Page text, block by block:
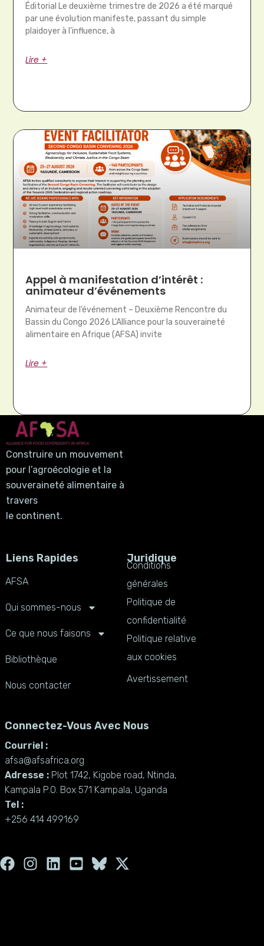
Éditorial Le deuxième trimestre de 2026 a été marqué
par une évolution manifeste, passant du simple
plaidoyer à l’influence, à
Lire +
Appel à manifestation d’intérêt :
animateur d’événements
Animateur de l’événement – Deuxième Rencontre du
Bassin du Congo 2026 L’Alliance pour la souveraineté
alimentaire en Afrique (AFSA) invite
Lire +
Construire un mouvement
pour l’agroécologie et la
souveraineté alimentaire à
travers
le continent.
Liens Rapides
AFSA
Qui sommes-nous
Ce que nous faisons
Bibliothèque
Nous contacter
Juridique
Conditions
générales
Politique de
confidentialité
Politique relative
aux cookies
Avertissement
Connectez-Vous Avec Nous
Courriel :
afsa@afsafrica.org
Adresse : Plot 1742, Kigobe road, Ntinda,
Kampala P.O. Box 571 Kampala, Uganda
Tel :
+256 414 499169
F
a
I
n
L
i
Y
o
X
-